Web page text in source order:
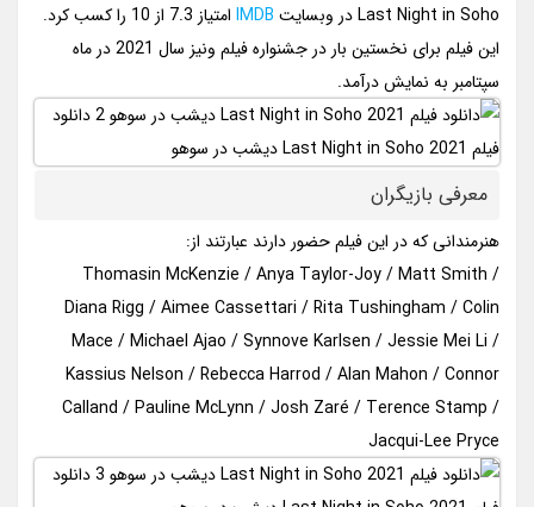
Last Night in Soho در وبسایت
IMDB امتیاز 7.3 از 10 را کسب کرد.
این فیلم برای نخستین بار در جشنواره فیلم ونیز سال 2021 در ماه
سپتامبر به نمایش درآمد.
معرفی بازیگران
هنرمندانی که در این فیلم حضور دارند عبارتند از:
Thomasin McKenzie / Anya Taylor-Joy / Matt Smith /
Diana Rigg / Aimee Cassettari / Rita Tushingham / Colin
Mace / Michael Ajao / Synnove Karlsen / Jessie Mei Li /
Kassius Nelson / Rebecca Harrod / Alan Mahon / Connor
Calland / Pauline McLynn / Josh Zaré / Terence Stamp /
Jacqui-Lee Pryce